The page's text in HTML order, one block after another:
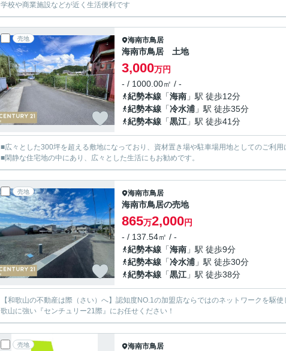
学校や商業施設などが近く生活便利です
売地 海南市鳥居
海南市鳥居 土地
3,000万円
- / 1000.00㎡ / -
紀勢本線 「海南 」駅 徒歩12分
紀勢本線 「冷水浦 」駅 徒歩35分
紀勢本線 「黒江 」駅 徒歩41分
■広々とした300坪を超える敷地になっており、資材置き場や駐車場用地としてのご利用
■閑静な住宅地の中にあり、広々とした生活にもお勧めです。
売地 海南市鳥居
海南市鳥居の売地
865万2,000円
- / 137.54㎡ / -
紀勢本線 「海南 」駅 徒歩9分
紀勢本線 「冷水浦 」駅 徒歩30分
紀勢本線 「黒江 」駅 徒歩38分
【和歌山の不動産は際（さい）へ】認知度NO.1の加盟店ならではのネットワークを駆
歌山に強い『センチュリー21際』にお任せください！
売地 海南市鳥居